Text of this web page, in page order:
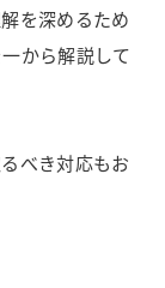
を深めるため
から解説して
べき対応もお